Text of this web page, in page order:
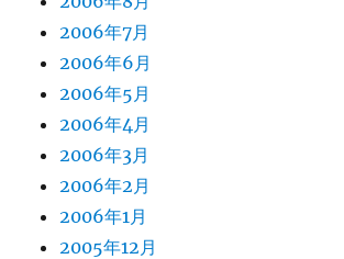
2006年7月
2006年6月
2006年5月
2006年4月
2006年3月
2006年2月
2006年1月
2005年12月